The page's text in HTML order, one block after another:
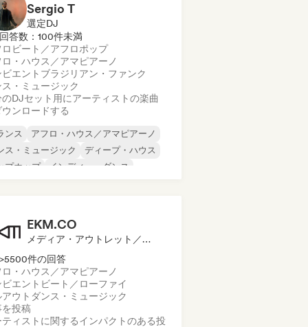
Sergio T
選定DJ
回答数：100件未満
ロビート／アフロポップ
ロ・ハウス／アマピアーノ
エント ブラジリアン・ファンク
ス・ミュージック
のDJセット用にアーティストの楽曲
ウンロードする
ンス
アフロ・ハウス／アマピアーノ
ス・ミュージック
ディープ・ハウス
プホップ
インディー・ダンス
EKM.CO
メディア・アウトレット／ジャーナリスト, プレイリスト・キュレーター
>5500件の回答
ロ・ハウス／アマピアーノ
エント ビート／ローファイ
ウト ダンス・ミュージック
投稿
ティストに関するインパクトのある投